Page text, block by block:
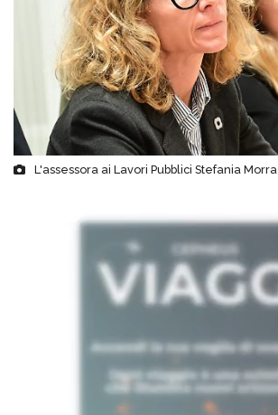
L'assessora ai Lavori Pubblici Stefania Morra